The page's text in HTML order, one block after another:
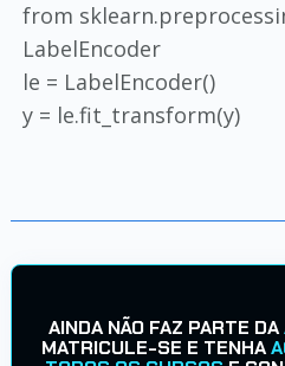
from
LabelEncoder
le = LabelEncoder()
y = le.fit_transform(y)
AINDA NÃO FAZ PARTE DA
MATRICULE-SE E TENHA